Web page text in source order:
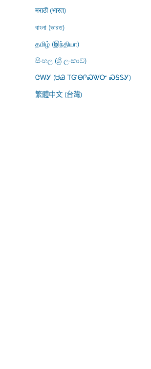
मराठी (भारत)
বাংলা (ভারত)
தமிழ் (இந்தியா)
සිංහල (ශ්‍රී ලංකාව)
ᏣᎳᎩ (ᏌᏊ ᎢᏳᎾᎵᏍᏔᏅ ᏍᎦᏚᎩ)
繁體中文 (台灣)